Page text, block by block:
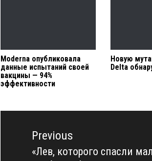
Moderna опубликовала
данные испытаний своей
вакцины — 94%
эффективности
Новую
Delta
Навигация
записямPrevious
Previous
«Лев, которого спасли